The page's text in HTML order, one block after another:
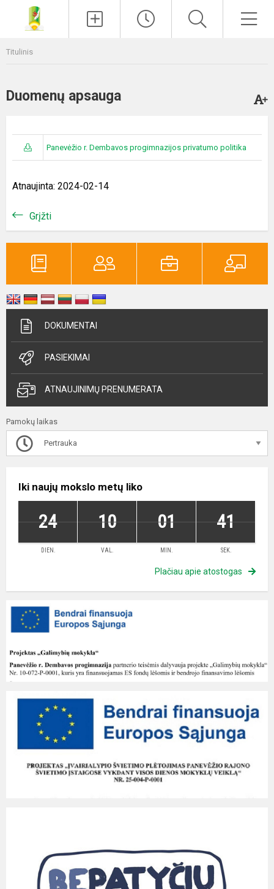
Titulinis
Duomenų apsauga
Panevėžio r. Dembavos progimnazijos privatumo politika
Atnaujinta: 2024-02-14
Grįžti
DOKUMENTAI
PASIEKIMAI
ATNAUJINIMŲ PRENUMERATA
Pamokų laikas
Pertrauka
Iki naujų mokslo metų liko
24 10 01 41
DIEN. VAL. MIN. SEK.
Plačiau apie atostogas